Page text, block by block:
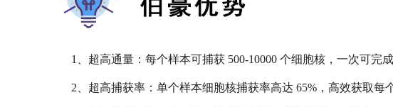
1、超高通量：每个样本可捕获 500-10000 个细胞核，一次可完成
2、超高捕获率：单个样本细胞核捕获率高达 65%，高效获取每